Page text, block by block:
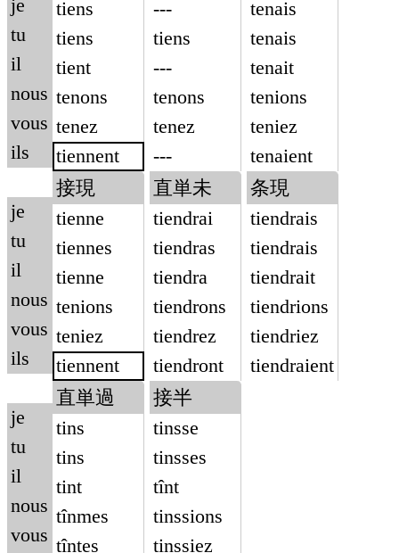
je
tu
il
nous
vous
ils
je
tu
il
nous
vous
ils
je
tu
il
nous
vous
tiens
tiens
tient
tenons
tenez
tiennent
---
tiens
---
tenons
tenez
---
tenais
tenais
tenait
tenions
teniez
tenaient
接現
tienne
tiennes
tienne
tenions
teniez
tiennent
直単未
tiendrai
tiendras
tiendra
tiendrons
tiendrez
tiendront
条現
tiendrais
tiendrais
tiendrait
tiendrions
tiendriez
tiendraient
直単過
tins
tins
tint
tînmes
tîntes
接半
tinsse
tinsses
tînt
tinssions
tinssiez